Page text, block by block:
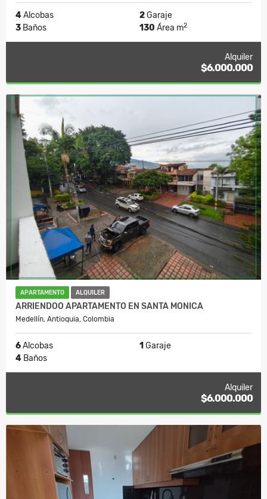
4Alcobas 2Garaje
3 Baños 130 Área m2
Alquiler
$6.000.000
APARTAMENTO ALQUILER
ARRIENDOO APARTAMENTO EN SANTA MONICA
Medellín, Antioquia, Colombia
6Alcobas 1 Garaje
4 Baños
Alquiler
$6.000.000